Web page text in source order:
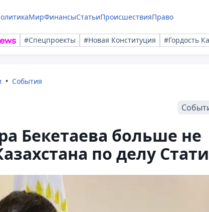
МирФинансыСтатьиПроисшествияПраво
#Спецпроекты #Новая Конституция #Гордость
События
Бекетаева больше не
по делу Стати